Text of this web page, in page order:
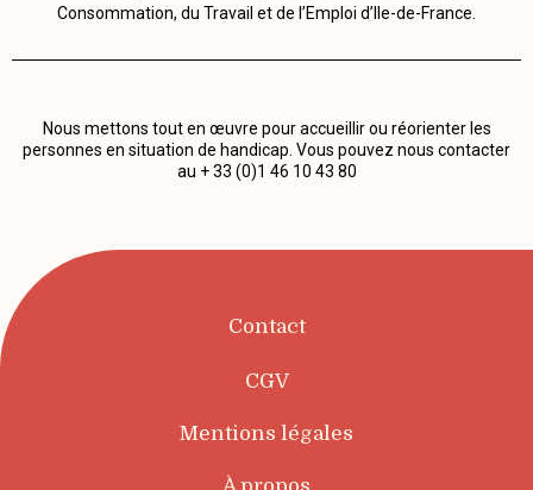
Consommation, du Travail et de l’Emploi d’Ile-de-France.
Nous mettons tout en œuvre pour accueillir ou réorienter les
personnes en situation de handicap. Vous pouvez nous contacter
au + 33 (0)1 46 10 43 80
Contact
CGV
Mentions légales
À propos